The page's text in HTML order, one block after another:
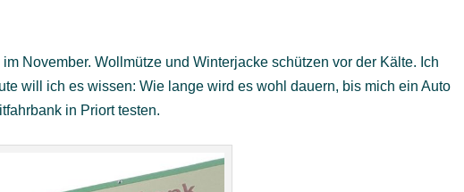
November. Wollmütze und Winterjacke schützen vor der Kälte. Ich
will ich es wissen: Wie lange wird es wohl dauern, bis mich ein Auto
in Priort testen.